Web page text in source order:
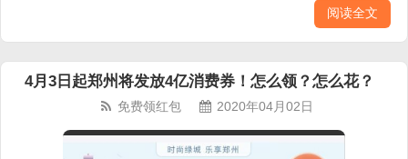
阅读全文
4月3日起郑州将发放4亿消费券！怎么领？怎么花？
免费领红包 2020年04月02日